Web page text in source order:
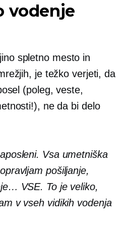
vodenje
spletno mesto in
je težko verjeti, da
(poleg, veste,
ne da bi delo
Vsa umetniška
pošiljanje,
VSE. To je veliko,
v vseh vidikih vodenja